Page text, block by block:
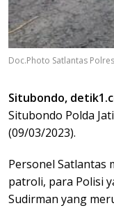
Doc.Photo Satlantas
Situbondo,
Situbondo Polda
(09/03/2023).
Personel Satlantas
patroli, para Polisi
Sudirman yang